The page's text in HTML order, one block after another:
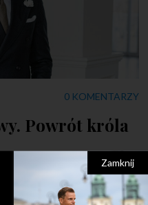
0 KOMENTARZY
Powrót króla
to, co najlepsze.
stylu. Od dawna mi
jest niemal niemożliwy do
Zamknij